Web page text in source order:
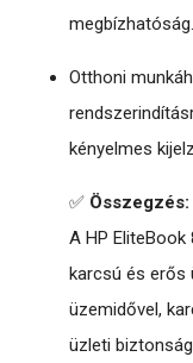
megbízhatóság.
Otthoni
kényelmes
✅ Összegzés:
A HP EliteBook
karcsú és erős
üzemidővel,
üzleti